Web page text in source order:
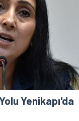
Yenikapı'da